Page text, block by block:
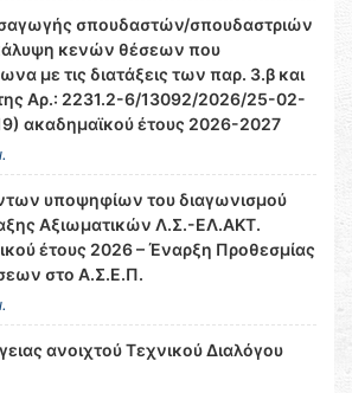
σπουδαστών/σπουδαστριών
κενών θέσεων που
με τις διατάξεις των παρ. 3.β και
Αρ.: 2231.2-6/13092/2026/25-02-
ακαδημαϊκού έτους 2026-2027
υποψηφίων του διαγωνισμού
Αξιωματικών Λ.Σ.-ΕΛ.ΑΚΤ.
έτους 2026 – Έναρξη Προθεσμίας
στο Α.Σ.Ε.Π.
ανοιχτού Τεχνικού Διαλόγου